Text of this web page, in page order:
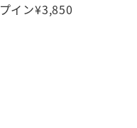
イン¥3,850